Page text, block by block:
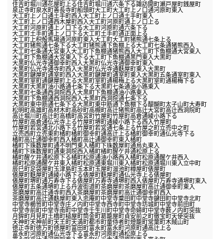
住吉町堀川通花屋町上る住吉町堀川通六条下る諏訪開町瀬戸屋町銭屋町
泉正寺町泉水町善長寺町船頭町大工町大工町上ノ口通河原町東入
大工町上ノ口通土手町西入大工町上ノ口通土手町東入
大工町上ノ口通西木屋町西入大工町河原町通上ノ口上る
大工町河原町通上ノ口下る大工町河原町通六条下る
大工町土手町通上ノ口下る大工町土手町通正面上る
大工町上枳殻馬場通河原町東入大工町大工町猪熊通七条上る
大工町猪熊通七条下る大工町猪熊通下魚棚上る大工町七条通猪熊西入
大工町七条通大宮東入大工町下魚棚通猪熊西入大工町下魚棚通大宮東入
大工町下魚棚通大宮東入下る大工町下魚棚通黒門東入大黒町
大黒町仏光寺通御幸町西入大黒町仏光寺通御幸町東入
大黒町仏光寺通寺町西入大黒町仏光寺通麩屋町東入大黒町
大黒町鍵屋町通室町西入大黒町鍵屋町通室町東入大黒町五条通室町東入
大黒町室町通鍵屋町上る大黒町室町通楊梅上る大黒町室町通楊梅下る
大黒町大黒町油小路通七条下る大黒町七条通油小路東入
大黒町七条通西洞院西入大黒町下魚棚通油小路東入
大黒町下魚棚通西洞院西入大黒町西洞院通七条下る
大黒町東中筋通七条下る大黒町東中筋通下魚棚下る醍醐町太子山町大寿町
松明町高雄町高材木町高砂町高槻町高辻猪熊町高辻大宮町高辻西洞院町
高辻堀川町高辻町高橋町高宮町竹屋町竹屋町高倉通綾小路下る
竹屋町高倉通仏光寺上る竹屋町堺町通綾小路下る西入竹屋町
竹屋町若宮通北小路下る竹屋町若宮通七条上る竹屋之町立売中之町
立売西町立売東町橘町橘町御幸町通高辻上る橘町御幸町通仏光寺下る
橘町高辻通御幸町西入橘町高辻通御幸町東入橘町
橘町下珠数屋町通不明門東入橘町下珠数屋町通烏丸東入
橘町下珠数屋町通東洞院西入橘町橘町醒ケ井通松原上る
橘町醒ケ井通松原下る橘町松原通油小路西入橘町松原通醒ケ井西入
橘町松原通醒ケ井東入橘町松原通東堀川東入橘町松原通堀川東入立中町
辰巳町足袋屋町玉津島町玉本町玉屋町溜池町樽屋町俵屋町
俵屋町麩屋町通綾小路下る俵屋町麩屋町通仏光寺上る俵屋町
俵屋町堺町通万寿寺下る俵屋町万寿寺通堺町西入俵屋町万寿寺通堺町東入
俵屋町五条通堺町上る丹波街道町茶磨屋町茶磨屋町高辻通御幸町東入
茶磨屋町高辻通寺町西入茶磨屋町茶磨屋町高辻通御幸町西入
茶磨屋町高辻通麩屋町東入忠庵町中堂寺粟田町中堂寺鍵田町中堂寺北町
中堂寺櫛笥町中堂寺庄ノ内町中堂寺西寺町中堂寺坊城町中堂寺前田町
中堂寺前町中堂寺南町中堂寺壬生川町中堂寺命婦町中堂寺薮ノ内町突抜
月鉾町月見町土橋町槌屋町筒金町葛籠屋町貞安前之町徹宝町天使突抜
天神町天神前町天王町天満町都市町童侍者町燈籠町常葉町木賊山町
徳正寺町徳万町徳屋町富田町富永町富永町河原町通高辻上る
富永町河原町通仏光寺下る富永町河原町通松原上る